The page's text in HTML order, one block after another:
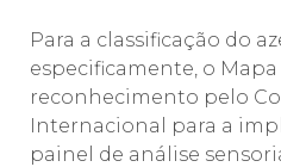
Para a classificação do
especificamente, o Mapa
reconhecimento pelo
Internacional para a
painel de análise